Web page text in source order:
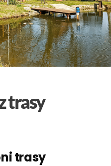
trasy
trasy